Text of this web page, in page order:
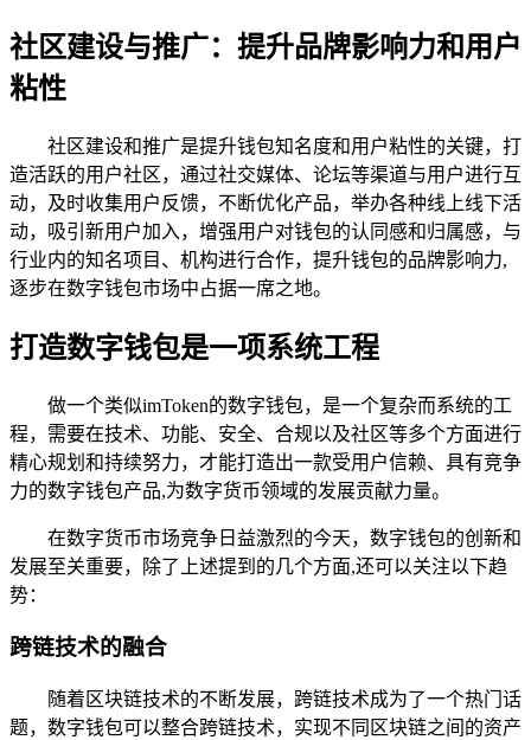
社区建设与推广：提升品牌影响力和用户
粘性
社区建设和推广是提升钱包知名度和用户粘性的关键，打
造活跃的用户社区，通过社交媒体、论坛等渠道与用户进行互
动，及时收集用户反馈，不断优化产品，举办各种线上线下活
动，吸引新用户加入，增强用户对钱包的认同感和归属感，与
行业内的知名项目、机构进行合作，提升钱包的品牌影响力,
逐步在数字钱包市场中占据一席之地。
打造数字钱包是一项系统工程
做一个类似imToken的数字钱包，是一个复杂而系统的工
程，需要在技术、功能、安全、合规以及社区等多个方面进行
精心规划和持续努力，才能打造出一款受用户信赖、具有竞争
力的数字钱包产品,为数字货币领域的发展贡献力量。
在数字货币市场竞争日益激烈的今天，数字钱包的创新和
发展至关重要，除了上述提到的几个方面,还可以关注以下趋
势：
跨链技术的融合
随着区块链技术的不断发展，跨链技术成为了一个热门话
题，数字钱包可以整合跨链技术，实现不同区块链之间的资产